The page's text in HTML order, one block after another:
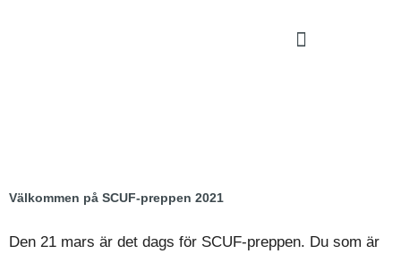
Välkommen på SCUF-preppen 2021
Den 21 mars är det dags för SCUF-preppen. Du som är